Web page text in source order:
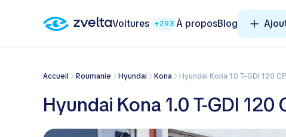
Voitures +293 À proposBlog
Accueil Roumanie Hyundai Kona Hyundai Kona 1.0 T-GDI 120
Hyundai Kona 1.0 T-GDI